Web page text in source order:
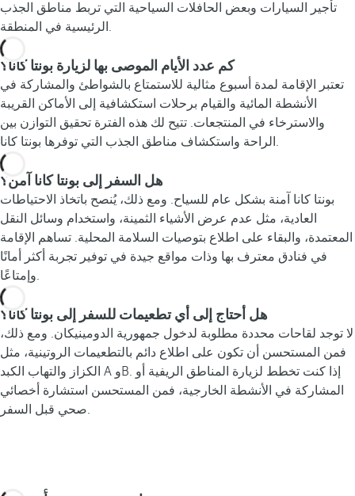
تأجير السيارات وبعض الحافلات السياحية التي تربط مناطق الجذب
الرئيسية في المنطقة.
كم عدد الأيام الموصى بها لزيارة بونتا كانا؟
تعتبر الإقامة لمدة أسبوع مثالية للاستمتاع بالشواطئ والمشاركة في
الأنشطة المائية والقيام برحلات استكشافية إلى الأماكن القريبة
والاسترخاء في المنتجعات. تتيح لك هذه الفترة تحقيق التوازن بين
الراحة واستكشاف مناطق الجذب التي توفرها بونتا كانا.
هل السفر إلى بونتا كانا آمن؟
بونتا كانا آمنة بشكل عام للسياح. ومع ذلك، يُنصح باتخاذ الاحتياطات
العادية، مثل عدم عرض الأشياء الثمينة، واستخدام وسائل النقل
المعتمدة، والبقاء على اطلاع بتوصيات السلامة المحلية. تساهم الإقامة
في فنادق معترف بها وذات مواقع جيدة في توفير تجربة أكثر أمانًا
وإمتاعًا.
هل أحتاج إلى أي تطعيمات للسفر إلى بونتا كانا؟
لا توجد لقاحات محددة مطلوبة لدخول جمهورية الدومينيكان. ومع ذلك،
فمن المستحسن أن تكون على اطلاع دائم بالتطعيمات الروتينية، مثل
الكزاز والتهاب الكبد A وB. إذا كنت تخطط لزيارة المناطق الريفية أو
المشاركة في الأنشطة الخارجية، فمن المستحسن استشارة أخصائي
صحي قبل السفر.